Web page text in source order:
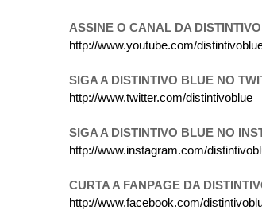
ASSINE O CANAL DA
http://www.youtube.com/
SIGA A DISTINTIVO BLUE NO
http://www.twitter.com/distintivoblue
SIGA A DISTINTIVO BLUE NO
http://www.instagram.com/
CURTA A FANPAGE DA
http://www.facebook.com/